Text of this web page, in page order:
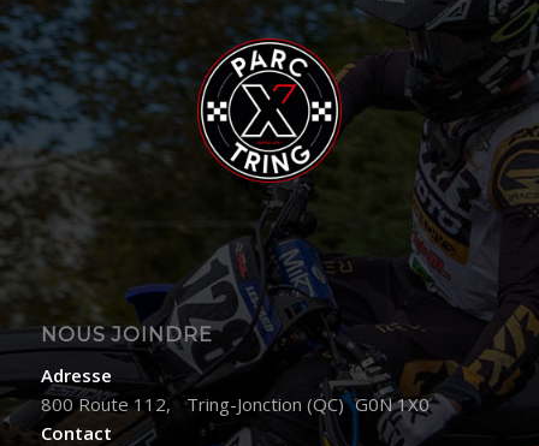
NOUS JOINDRE
Adresse
800 Route 112, Tring-Jonction (QC) G0N 1X0
Contact